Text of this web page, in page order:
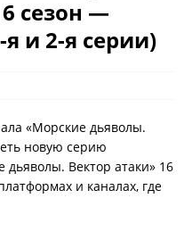
сезон —
и 2-я серии)
«Морские дьяволы.
новую серию
дьяволы. Вектор атаки» 16
и каналах, где